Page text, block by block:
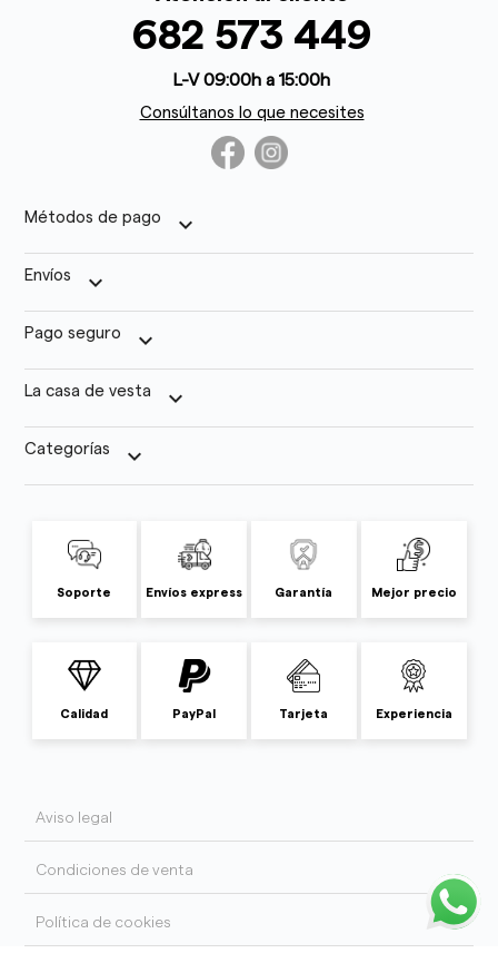
682 573 449
L-V 09:00h a 15:00h
Consúltanos lo que necesites
Métodos de pago keyboard_arrow_down
Envíos keyboard_arrow_down
Pago seguro keyboard_arrow_down
La casa de vesta keyboard_arrow_down
Categorías keyboard_arrow_down
Soporte Envíos express Garantía Mejor precio
Calidad PayPal Tarjeta Experiencia
Aviso legal
Condiciones de venta
Política de cookies